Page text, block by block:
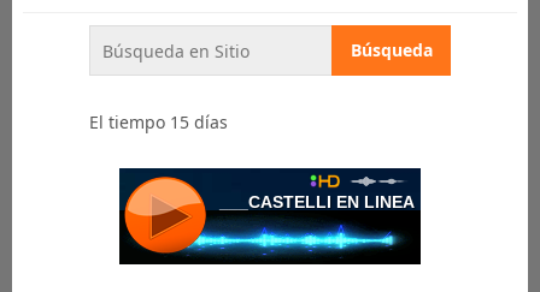
El tiempo 15 días